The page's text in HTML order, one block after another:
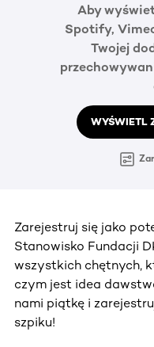
Aby
Spotify,
Twojej
WYŚWIETL
Zarejestruj się jako
Stanowisko Fundacji
wszystkich chętnych,
czym jest idea
nami piątkę i
szpiku!